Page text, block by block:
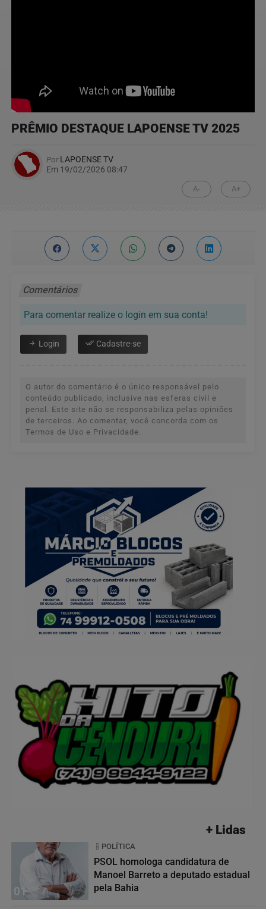
PRÊMIO DESTAQUE LAPOENSE TV 2025
PorLAPOENSE TV
Em 19/02/2026 08:47
A- A+
Comentários
Para comentar realize o login em sua conta!
Login Cadastre-se
O autor do comentário é o único responsável pelo
conteúdo publicado, inclusive nas esferas civil e
penal. Este site não se responsabiliza pelas opiniões
de terceiros. Ao comentar, você concorda com os
Termos de Uso e Privacidade.
+ Lidas
01
POLÍTICA
PSOL homologa candidatura de
Manoel Barreto a deputado estadual
pela Bahia